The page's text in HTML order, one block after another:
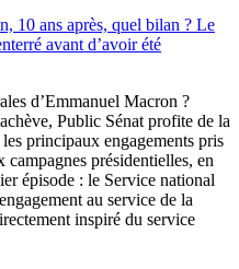
10 ans après, quel bilan ? Le
avant d’avoir été
d’Emmanuel Macron ?
Public Sénat profite de la
principaux engagements pris
campagnes présidentielles, en
épisode : le Service national
au service de la
inspiré du service